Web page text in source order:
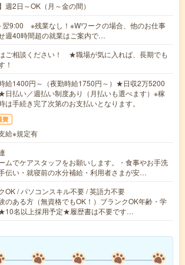
週2日～OK（月～金の間）
翌9:00 ※残業なし！※Wワークの場合、他のお仕事
週40時間超の就業はご案内で…
ご相談ください！ ★職場が気に入れば、長期でも
！
給1400円～（夜勤時給1750円～）★日収2万5200
日払い／週払い制度あり（月払いも選べます）※稼
は手続き完了次第のお支払いとなります。
費
給※規定有
ムでケアスタッフをお願いします。・食事やお手洗
伝い・就寝前の水分補給・利用者さまが安…
OK / パソコンスキル不要 / 英語力不要
のある方（無資格でもOK！）ブランクOK年齢・学
名以上採用予定★履歴書は不要です…